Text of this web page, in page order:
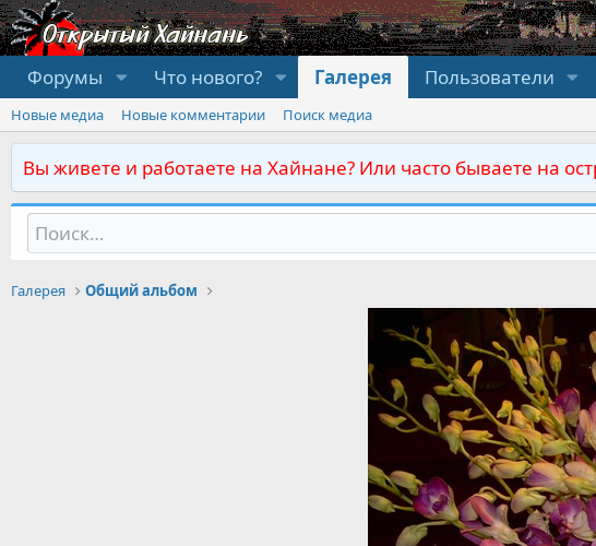
Форумы Что нового? Галерея Пользователи
Новые медиа Новые комментарии Поиск медиа
Вы живете и работаете на Хайнане? Или часто бываете на
Галерея Общий альбом